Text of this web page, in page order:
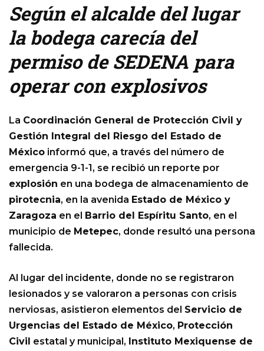
Según el alcalde del lugar
la bodega carecía del
permiso de SEDENA para
operar con explosivos
La Coordinación General de Protección Civil y
Gestión Integral del Riesgo del Estado de
México informó que, a través del número de
emergencia 9-1-1, se recibió un reporte por
explosión en una bodega de almacenamiento de
pirotecnia, en la avenida Estado de México y
Zaragoza en el Barrio del Espíritu Santo, en el
municipio de Metepec, donde resultó una persona
fallecida.
Al lugar del incidente, donde no se registraron
lesionados y se valoraron a personas con crisis
nerviosas, asistieron elementos del Servicio de
Urgencias del Estado de México, Protección
Civil estatal y municipal, Instituto Mexiquense de